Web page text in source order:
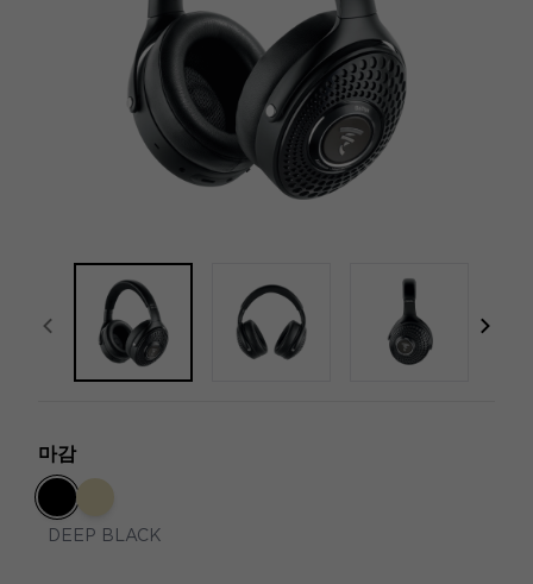
focal-naim-frontent::misc.prev_label
마감
DEEP BLACK